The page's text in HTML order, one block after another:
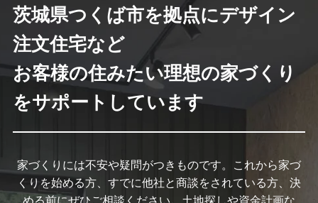
茨城県つくば市を拠点にデザイン
注文住宅など
お客様の住みたい理想の家づくり
をサポートしています
家づくりには不安や疑問がつきものです。これから家づ
くりを始める方、すでに他社と商談をされている方、決
める前にぜひご相談ください。土地探しや資金計画な